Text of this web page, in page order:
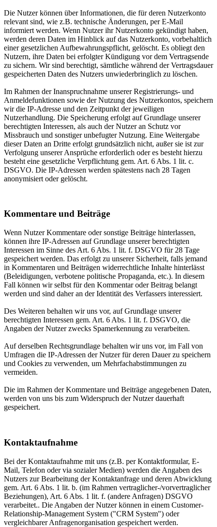
Die Nutzer können über Informationen, die für deren Nutzerkonto
relevant sind, wie z.B. technische Änderungen, per E-Mail
informiert werden. Wenn Nutzer ihr Nutzerkonto gekündigt haben,
werden deren Daten im Hinblick auf das Nutzerkonto, vorbehaltlich
einer gesetzlichen Aufbewahrungspflicht, gelöscht. Es obliegt den
Nutzern, ihre Daten bei erfolgter Kündigung vor dem Vertragsende
zu sichern. Wir sind berechtigt, sämtliche während der Vertragsdauer
gespeicherten Daten des Nutzers unwiederbringlich zu löschen.
Im Rahmen der Inanspruchnahme unserer Registrierungs- und
Anmeldefunktionen sowie der Nutzung des Nutzerkontos, speichern
wir die IP-Adresse und den Zeitpunkt der jeweiligen
Nutzerhandlung. Die Speicherung erfolgt auf Grundlage unserer
berechtigten Interessen, als auch der Nutzer an Schutz vor
Missbrauch und sonstiger unbefugter Nutzung. Eine Weitergabe
dieser Daten an Dritte erfolgt grundsätzlich nicht, außer sie ist zur
Verfolgung unserer Ansprüche erforderlich oder es besteht hierzu
besteht eine gesetzliche Verpflichtung gem. Art. 6 Abs. 1 lit. c.
DSGVO. Die IP-Adressen werden spätestens nach 28 Tagen
anonymisiert oder gelöscht.
Kommentare und Beiträge
Wenn Nutzer Kommentare oder sonstige Beiträge hinterlassen,
können ihre IP-Adressen auf Grundlage unserer berechtigten
Interessen im Sinne des Art. 6 Abs. 1 lit. f. DSGVO für 28 Tage
gespeichert werden. Das erfolgt zu unserer Sicherheit, falls jemand
in Kommentaren und Beiträgen widerrechtliche Inhalte hinterlässt
(Beleidigungen, verbotene politische Propaganda, etc.). In diesem
Fall können wir selbst für den Kommentar oder Beitrag belangt
werden und sind daher an der Identität des Verfassers interessiert.
Des Weiteren behalten wir uns vor, auf Grundlage unserer
berechtigten Interessen gem. Art. 6 Abs. 1 lit. f. DSGVO, die
Angaben der Nutzer zwecks Spamerkennung zu verarbeiten.
Auf derselben Rechtsgrundlage behalten wir uns vor, im Fall von
Umfragen die IP-Adressen der Nutzer für deren Dauer zu speichern
und Cookies zu verwenden, um Mehrfachabstimmungen zu
vermeiden.
Die im Rahmen der Kommentare und Beiträge angegebenen Daten,
werden von uns bis zum Widerspruch der Nutzer dauerhaft
gespeichert.
Kontaktaufnahme
Bei der Kontaktaufnahme mit uns (z.B. per Kontaktformular, E-
Mail, Telefon oder via sozialer Medien) werden die Angaben des
Nutzers zur Bearbeitung der Kontaktanfrage und deren Abwicklung
gem. Art. 6 Abs. 1 lit. b. (im Rahmen vertraglicher-/vorvertraglicher
Beziehungen), Art. 6 Abs. 1 lit. f. (andere Anfragen) DSGVO
verarbeitet.. Die Angaben der Nutzer können in einem Customer-
Relationship-Management System ("CRM System") oder
vergleichbarer Anfragenorganisation gespeichert werden.